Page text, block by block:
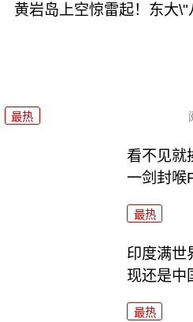
黄岩岛上空惊雷起！东大
最热
看不见就
一剑封喉
最热
印度满世
现还是中
最热